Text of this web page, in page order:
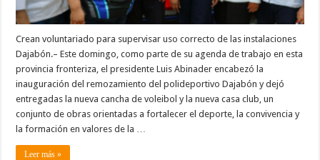
Crean voluntariado para supervisar uso correcto de las instalaciones
Dajabón.– Este domingo, como parte de su agenda de trabajo en esta
provincia fronteriza, el presidente Luis Abinader encabezó la
inauguración del remozamiento del polideportivo Dajabón y dejó
entregadas la nueva cancha de voleibol y la nueva casa club, un
conjunto de obras orientadas a fortalecer el deporte, la convivencia y
la formación en valores de la …
Leer más »